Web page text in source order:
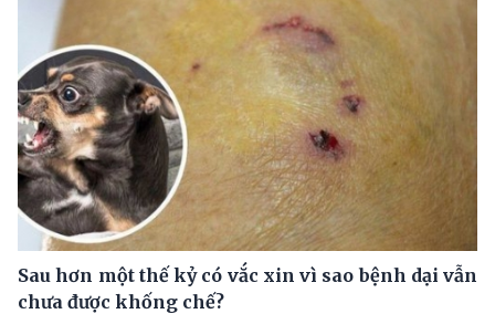
Sau hơn một thế kỷ có vắc xin vì sao bệnh dại vẫn
chưa được khống chế?